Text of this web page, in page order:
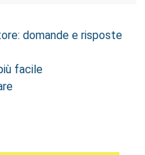
domande e risposte
facile